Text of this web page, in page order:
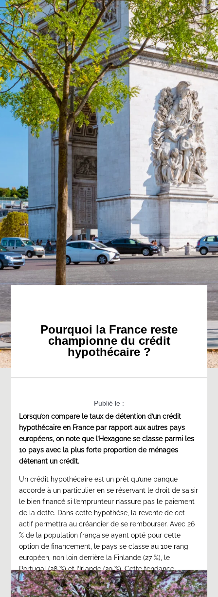
Pourquoi la France reste
championne du crédit
hypothécaire ?
Publié le :
22/09/2023
Lorsqu’on compare le taux de détention d’un crédit
hypothécaire en France par rapport aux autres pays
européens, on note que l’Hexagone se classe parmi les
10 pays avec la plus forte proportion de ménages
détenant un crédit.
Un crédit hypothécaire est un prêt qu’une banque
accorde à un particulier en se réservant le droit de saisir
le bien financé si l’emprunteur n’assure pas le paiement
de la dette. Dans cette hypothèse, la revente de cet
actif permettra au créancier de se rembourser. Avec 26
% de la population française ayant opté pour cette
option de financement, le pays se classe au 10e rang
européen, non loin derrière la Finlande (27 %), le
Portugal (28 %) et l’Irlande (29 %). Cette tendance
témoigne de l’importance accordée à l’accession à la
propriété immobilière en France.